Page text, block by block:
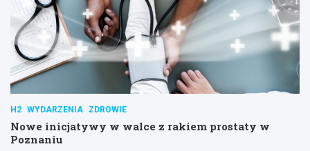
H2 WYDARZENIA ZDROWIE
Nowe inicjatywy w walce z rakiem prostaty w
Poznaniu